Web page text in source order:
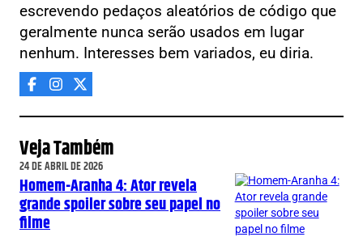
escrevendo pedaços aleatórios de código que
geralmente nunca serão usados em lugar
nenhum. Interesses bem variados, eu diria.
Veja Também
24 DE ABRIL DE 2026
Homem-Aranha 4: Ator revela
grande spoiler sobre seu papel no
filme